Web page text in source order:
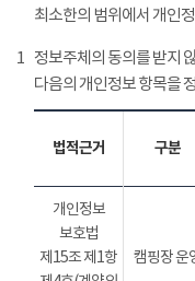
최소한의 범위에서 개인
1 정보주체의 동의를 받지
다음의 개인정보 항목을
법적근거 구분
개인정보
보호법
제15조 제1항
캠핑장 운